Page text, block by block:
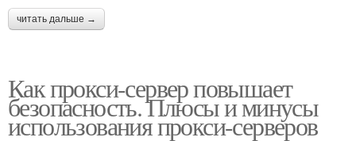
читать дальше →
Как прокси-сервер повышает
безопасность. Плюсы и минусы
использования прокси-серверов